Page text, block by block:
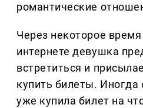
романтические
Через некоторое
интернете девушка
встретиться и
купить билеты. Иногда
уже купила билет на